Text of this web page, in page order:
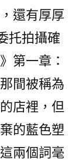
還有厚厚
托拍攝確
第一章：
間被稱為
店裡，但
的藍色塑
兩個詞毫